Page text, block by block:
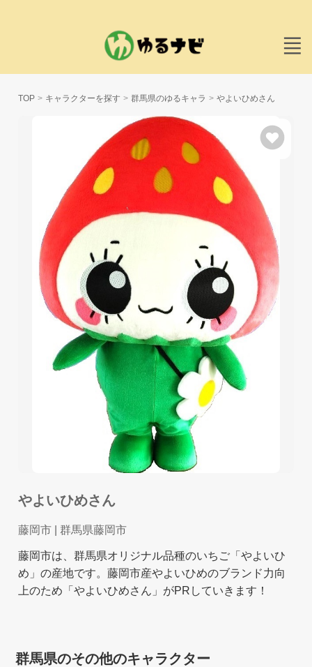
TOP キャラクターを探す 群馬県のゆるキャラ やよいひめさん
やよいひめさん
藤岡市 | 群馬県藤岡市
藤岡市は、群馬県オリジナル品種のいちご「やよいひ
め」の産地です。藤岡市産やよいひめのブランド力向
上のため「やよいひめさん」がPRしていきます！
群馬県のその他のキャラクター